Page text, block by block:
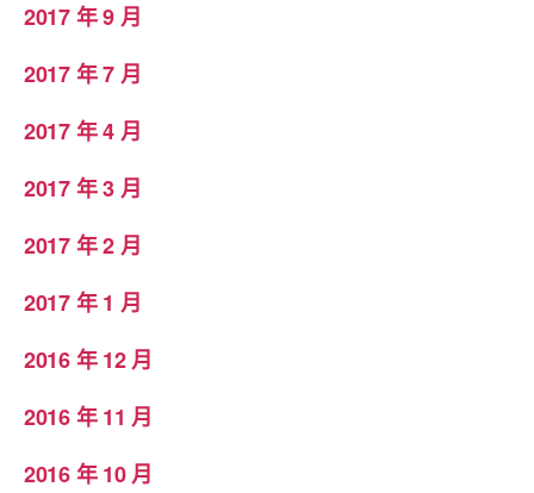
2017 年 9 月
2017 年 7 月
2017 年 4 月
2017 年 3 月
2017 年 2 月
2017 年 1 月
2016 年 12 月
2016 年 11 月
2016 年 10 月